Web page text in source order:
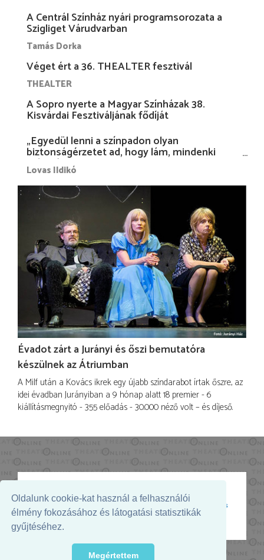
Oldalunk cookie-kat használ a felhasználói
élmény fokozásához és látogatási statisztikák
gyűjtéséhez.
Megértettem
A Centrál Színház nyári programsorozata a
Szigliget Várudvarban
Tamás Dorka
Véget ért a 36. THEALTER fesztivál
THEALTER
A Sopro nyerte a Magyar Színházak 38.
Kisvárdai Fesztiváljának fődíját
„Egyedül lenni a színpadon olyan
biztonságérzetet ad, hogy lám, mindenki
más nélkül is megvagyok magammal…”
Lovas Ildikó
Évadot zárt a Jurányi és őszi bemutatóra
készülnek az Átriumban
A Milf után a Kovács ikrek egy újabb színdarabot írtak őszre, az
idei évadban Jurányiban a 9 hónap alatt 18 premier - 6
kiállításmegnyitó - 355 előadás - 30.000 néző volt – és díjeső.
Az oldal megjelenését támogatja: